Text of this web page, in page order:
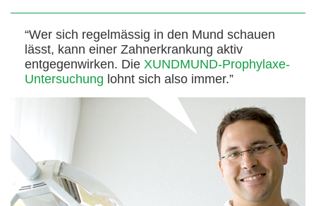
“Wer sich regelmässig in den Mund schauen
lässt, kann einer Zahnerkrankung aktiv
entgegenwirken. Die XUNDMUND-Prophylaxe-
Untersuchung lohnt sich also immer.”